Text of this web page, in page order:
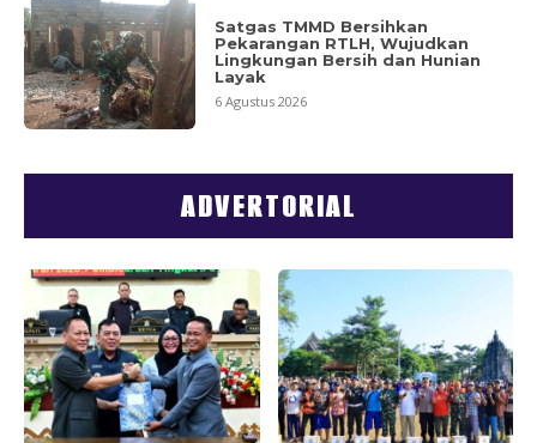
Satgas TMMD Bersihkan
Pekarangan RTLH, Wujudkan
Lingkungan Bersih dan Hunian
Layak
6 Agustus 2026
ADVERTORIAL